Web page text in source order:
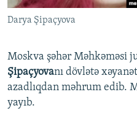
Darya Şipaçyova
Moskva şəhər Məhkəməsi
Şipaçyovanı dövlətə
azadlıqdan məhrum edib.
yayıb.